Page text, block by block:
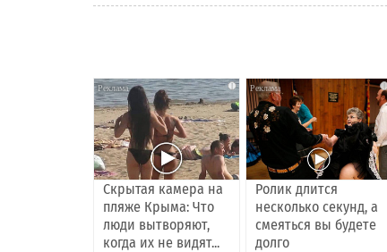
i
Скрытая камера на
пляже Крыма: Что
люди вытворяют,
когда их не видят...
i
Ролик длится
несколько секунд, а
смеяться вы будете
долго